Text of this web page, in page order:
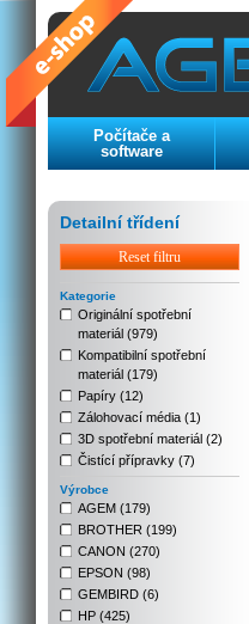
Počítače a
software
Detailní třídení
Reset filtru
Kategorie
Originální spotřební
materiál (979)
Kompatibilní spotřební
materiál (179)
Papíry (12)
Zálohovací média (1)
3D spotřební materiál (2)
Čistící přípravky (7)
Výrobce
AGEM (179)
BROTHER (199)
CANON (270)
EPSON (98)
GEMBIRD (6)
HP (425)